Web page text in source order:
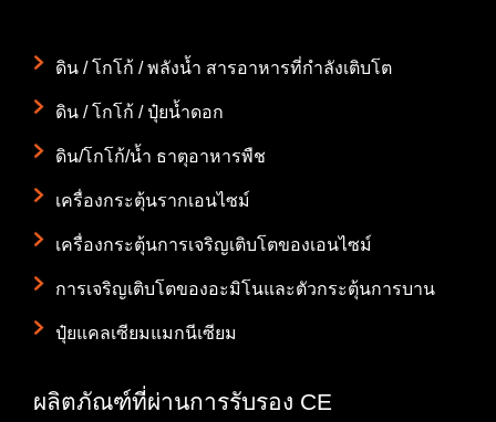
ดิน / โกโก้ / พลังน้ำ สารอาหารที่กำลังเติบโต
ดิน / โกโก้ / ปุ๋ยน้ำดอก
ดิน/โกโก้/น้ำ ธาตุอาหารพืช
เครื่องกระตุ้นรากเอนไซม์
เครื่องกระตุ้นการเจริญเติบโตของเอนไซม์
การเจริญเติบโตของอะมิโนและตัวกระตุ้นการบาน
ปุ๋ยแคลเซียมแมกนีเซียม
ผลิตภัณฑ์ที่ผ่านการรับรอง CE